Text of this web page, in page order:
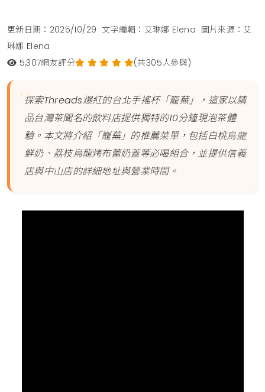
更新日期：2025/10/29 文字編輯：艾琳娜 Elena 圖片來源：艾
琳娜 Elena
5,307網友評分 (共305人參與)
探索Threads爆紅的台北手搖杯「巃蕪」，這家以精
品台灣茶聞名的飲料店提供獨特的10分鐘現泡茶體
驗。本文將介紹「巃蕪」的推薦菜單，包括白桃烏龍
鮮奶、荔枝烏龍烤布蕾奶蓋等必喝組合，並提供信義
店與中山店的詳細地址與營業時間。